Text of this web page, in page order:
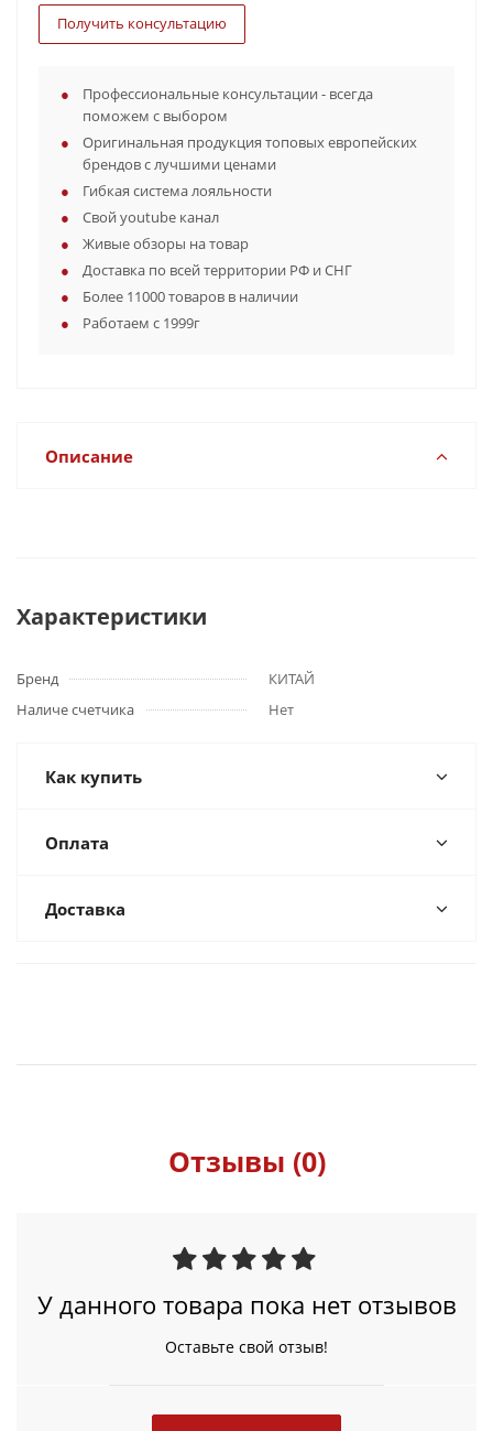
Получить консультацию
Профессиональные консультации - всегда
поможем с выбором
Оригинальная продукция топовых европейских
брендов с лучшими ценами
Гибкая система лояльности
Свой youtube канал
Живые обзоры на товар
Доставка по всей территории РФ и СНГ
Более 11000 товаров в наличии
Работаем с 1999г
Описание
Характеристики
Бренд
КИТАЙ
Наличе счетчика
Нет
Как купить
Оплата
Доставка
Отзывы (0)
У данного товара пока нет отзывов
Оставьте свой отзыв!